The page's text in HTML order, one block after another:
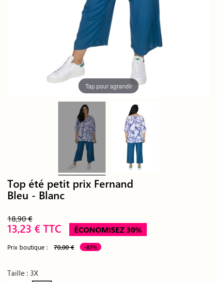
Tap pour agrandir
Top été petit prix Fernand
Bleu - Blanc
18,90 €
13,23 € TTC ÉCONOMISEZ 30%
Prix boutique : 70,00 € -81%
Taille : 3X